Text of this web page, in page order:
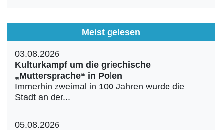
Meist gelesen
03.08.2026
Kulturkampf um die griechische
„Muttersprache“ in Polen
Immerhin zweimal in 100 Jahren wurde die
Stadt an der...
05.08.2026